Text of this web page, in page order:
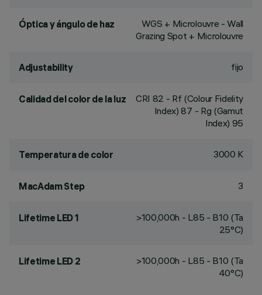
Óptica y ángulo de haz
WGS + Microlouvre - Wall
Grazing Spot + Microlouvre
Adjustability fijo
Calidad del color de la luz CRI 82 - Rf (Colour Fidelity
Index) 87 - Rg (Gamut
Index) 95
Temperatura de color 3000 K
MacAdam Step 3
Lifetime LED 1
>100,000h - L85 - B10 (Ta
25°C)
Lifetime LED 2
>100,000h - L85 - B10 (Ta
40°C)